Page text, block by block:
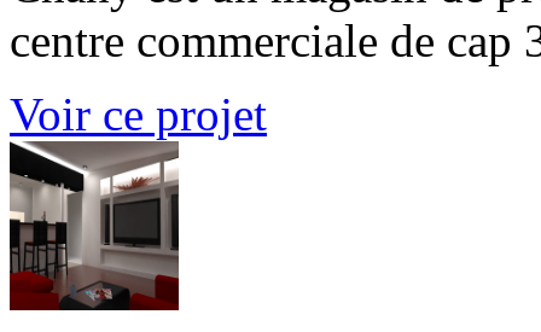
centre commerciale de
Voir ce projet